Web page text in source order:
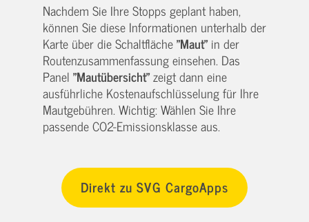
Nachdem Sie Ihre Stopps geplant haben,
können Sie diese Informationen unterhalb der
Karte über die Schaltfläche"Maut" in der
Routenzusammenfassung einsehen. Das
Panel "Mautübersicht"zeigt dann eine
ausführliche Kostenaufschlüsselung für Ihre
Mautgebühren. Wichtig: Wählen Sie Ihre
passende CO2-Emissionsklasse aus.
Direkt zu SVG CargoApps